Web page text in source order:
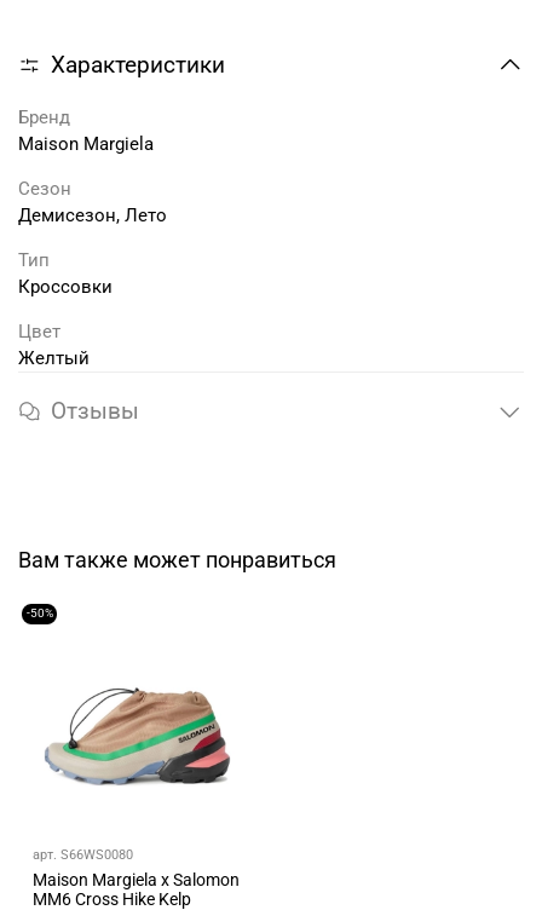
Характеристики
Бренд
Maison Margiela
Сезон
Демисезон, Лето
Тип
Кроссовки
Цвет
Желтый
Отзывы
Вам также может понравиться
-50%
арт. S66WS0080
Maison Margiela x Salomon
MM6 Cross Hike Kelp